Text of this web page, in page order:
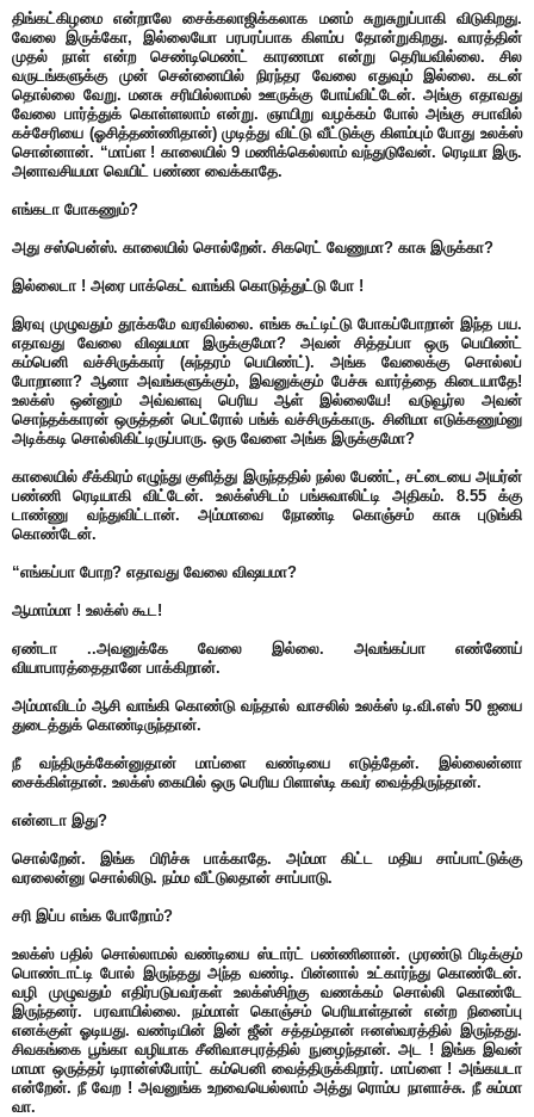
திங்கட்கிழமை என்றாலே சைக்கலாஜிக்கலாக மனம் சுறுசுறுப்பாகி விடுகிறது.
வேலை இருக்கோ, இல்லையோ பரபரப்பாக கிளம்ப தோன்றுகிறது. வாரத்தின்
முதல் நாள் என்ற செண்டிமெண்ட் காரணமா என்று தெரியவில்லை. சில
வருடங்களுக்கு முன் சென்னையில் நிரந்தர வேலை எதுவும் இல்லை. கடன்
தொல்லை வேறு. மனசு சரியில்லாமல் ஊருக்கு போய்விட்டேன். அங்கு எதாவது
வேலை பார்த்துக் கொள்ளலாம் என்று. ஞாயிறு வழக்கம் போல் அங்கு சபாவில்
கச்சேரியை (ஓசித்தண்ணிதான்) முடித்து விட்டு வீட்டுக்கு கிளம்பும் போது உலக்ஸ்
சொன்னான். “மாப்ள ! காலையில் 9 மணிக்கெல்லாம் வந்துடுவேன். ரெடியா இரு.
அனாவசியமா வெயிட் பண்ண வைக்காதே.
எங்கடா போகணும்?
அது சஸ்பென்ஸ். காலையில் சொல்றேன். சிகரெட் வேணுமா? காசு இருக்கா?
இல்லைடா ! அரை பாக்கெட் வாங்கி கொடுத்துட்டு போ !
இரவு முழுவதும் தூக்கமே வரவில்லை. எங்க கூட்டிட்டு போகப்போறான் இந்த பய.
எதாவது வேலை விஷயமா இருக்குமோ? அவன் சித்தப்பா ஒரு பெயிண்ட்
கம்பெனி வச்சிருக்கார் (சுந்தரம் பெயிண்ட்). அங்க வேலைக்கு சொல்லப்
போறானா? ஆனா அவங்களுக்கும், இவனுக்கும் பேச்சு வார்த்தை கிடையாதே!
உலக்ஸ் ஒன்னும் அவ்வளவு பெரிய ஆள் இல்லையே! வடுவூர்ல அவன்
சொந்தக்காரன் ஒருத்தன் பெட்ரோல் பங்க் வச்சிருக்காரு. சினிமா எடுக்கணும்னு
அடிக்கடி சொல்லிகிட்டிருப்பாரு. ஒரு வேளை அங்க இருக்குமோ?
காலையில் சீக்கிரம் எழுந்து குளித்து இருந்ததில் நல்ல பேண்ட், சட்டையை அயர்ன்
பண்ணி ரெடியாகி விட்டேன். உலக்ஸ்சிடம் பங்சுவாலிட்டி அதிகம். 8.55 க்கு
டாண்ணு வந்துவிட்டான். அம்மாவை நோண்டி கொஞ்சம் காசு புடுங்கி
கொண்டேன்.
“எங்கப்பா போற? எதாவது வேலை விஷயமா?
ஆமாம்மா ! உலக்ஸ் கூட!
ஏண்டா ..அவனுக்கே வேலை இல்லை. அவங்கப்பா எண்ணேய்
வியாபாரத்தைதானே பாக்கிறான்.
அம்மாவிடம் ஆசி வாங்கி கொண்டு வந்தால் வாசலில் உலக்ஸ் டி.வி.எஸ் 50 ஐயை
துடைத்துக் கொண்டிருந்தான்.
நீ வந்திருக்கேன்னுதான் மாப்ளை வண்டியை எடுத்தேன். இல்லைன்னா
சைக்கிள்தான். உலக்ஸ் கையில் ஒரு பெரிய பிளாஸ்டி கவர் வைத்திருந்தான்.
என்னடா இது?
சொல்றேன். இங்க பிரிச்சு பாக்காதே. அம்மா கிட்ட மதிய சாப்பாட்டுக்கு
வரலைன்னு சொல்லிடு. நம்ம வீட்டுலதான் சாப்பாடு.
சரி இப்ப எங்க போறோம்?
உலக்ஸ் பதில் சொல்லாமல் வண்டியை ஸ்டார்ட் பண்ணினான். முரண்டு பிடிக்கும்
பொண்டாட்டி போல் இருந்தது அந்த வண்டி. பின்னால் உட்கார்ந்து கொண்டேன்.
வழி முழுவதும் எதிர்படுபவர்கள் உலக்ஸ்சிற்கு வணக்கம் சொல்லி கொண்டே
இருந்தனர். பரவாயில்லை. நம்மாள் கொஞ்சம் பெரியாள்தான் என்ற நினைப்பு
எனக்குள் ஓடியது. வண்டியின் இன் ஜீன் சத்தம்தான் ஈனஸ்வரத்தில் இருந்தது.
சிவகங்கை பூங்கா வழியாக சீனிவாசபுரத்தில் நுழைந்தான். அட ! இங்க இவன்
மாமா ஒருத்தர் டிரான்ஸ்போர்ட் கம்பெனி வைத்திருக்கிறார். மாப்ளை ! அங்கயடா
என்றேன். நீ வேற ! அவனுங்க உறவையெல்லாம் அத்து ரொம்ப நாளாச்சு. நீ சும்மா
வா.